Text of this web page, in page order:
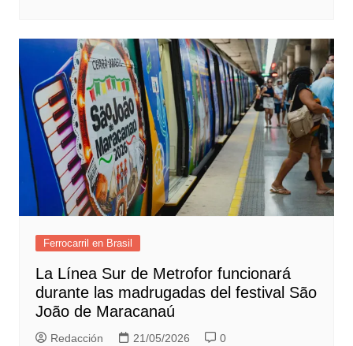
Ferrocarril en Brasil
La Línea Sur de Metrofor funcionará
durante las madrugadas del festival São
João de Maracanaú
Redacción 21/05/2026 0